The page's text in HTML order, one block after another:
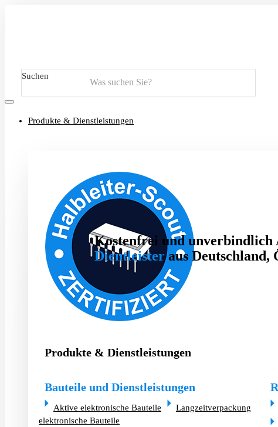
Suchen
Produkte & Dienstleistungen
Kostenfrei und
Dientleisteraus Deutschland,
Produkte & Dienstleistungen
Bauteile und Dienstleistungen
Aktive elektronische Bauteile
Langzeitverpackung
elektronische Bauteile